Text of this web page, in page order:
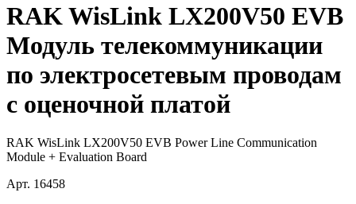
RAK WisLink LX200V50 EVB
Модуль телекоммуникации
по электросетевым проводам
с оценочной платой
RAK WisLink LX200V50 EVB Power Line Communication
Module + Evaluation Board
Арт. 16458